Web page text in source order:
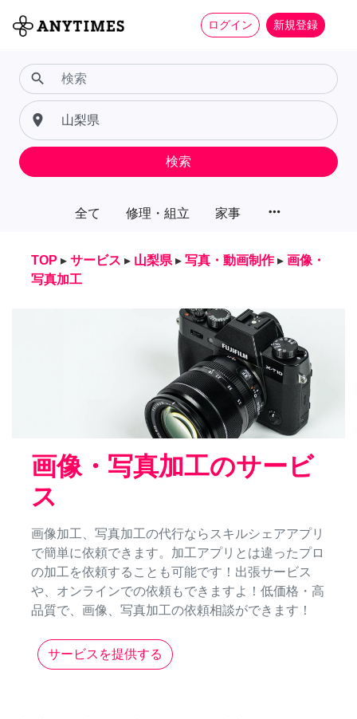
ログイン 新規登録
全て 修理・組立 家事 more_horiz
search
place
検索
TOP ▸ サービス ▸ 山梨県 ▸ 写真・動画制作 ▸ 画像・
写真加工
画像・写真加工のサービ
ス
画像加工、写真加工の代行ならスキルシェアアプリ
で簡単に依頼できます。加工アプリとは違ったプロ
の加工を依頼することも可能です！出張サービス
や、オンラインでの依頼もできますよ！低価格・高
品質で、画像、写真加工の依頼相談ができます！
サービスを提供する